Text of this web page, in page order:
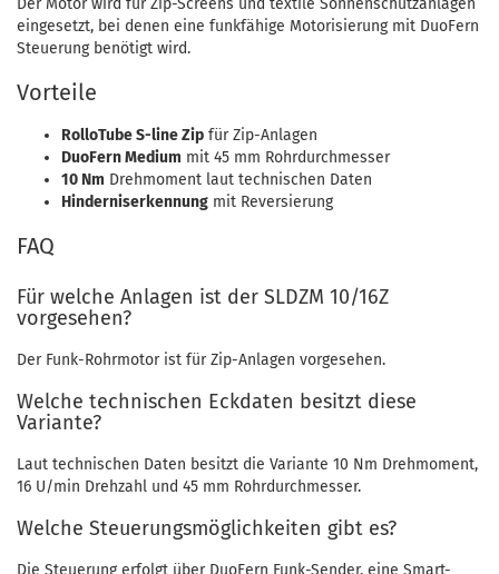
Der Motor wird für Zip-Screens und textile Sonnenschutzanlagen
eingesetzt, bei denen eine funkfähige Motorisierung mit DuoFern
Steuerung benötigt wird.
Vorteile
RolloTube S-line Zip für Zip-Anlagen
DuoFern Medium mit 45 mm Rohrdurchmesser
10 Nm Drehmoment laut technischen Daten
Hinderniserkennung mit Reversierung
FAQ
Für welche Anlagen ist der SLDZM 10/16Z
vorgesehen?
Der Funk-Rohrmotor ist für Zip-Anlagen vorgesehen.
Welche technischen Eckdaten besitzt diese
Variante?
Laut technischen Daten besitzt die Variante 10 Nm Drehmoment,
16 U/min Drehzahl und 45 mm Rohrdurchmesser.
Welche Steuerungsmöglichkeiten gibt es?
Die Steuerung erfolgt über DuoFern Funk-Sender, eine Smart-